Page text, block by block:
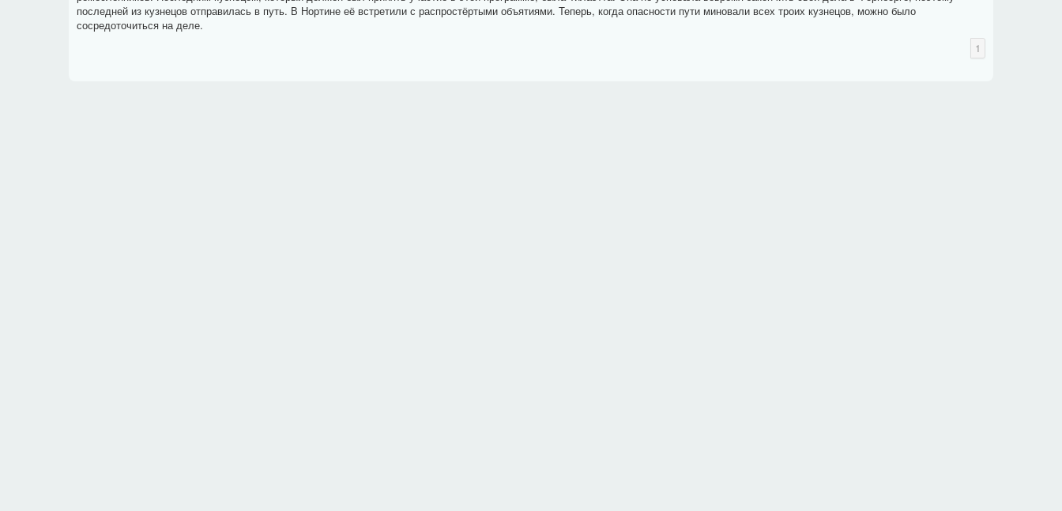
последней из кузнецов отправилась в путь. В Нортине её встретили с распростёртыми объятиями. Теперь, когда опасности пути миновали всех троих кузнецов, можно было
сосредоточиться на деле.
1